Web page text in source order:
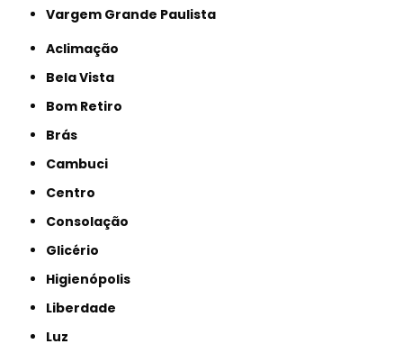
Vargem Grande Paulista
Aclimação
Bela Vista
Bom Retiro
Brás
Cambuci
Centro
Consolação
Glicério
Higienópolis
Liberdade
Luz